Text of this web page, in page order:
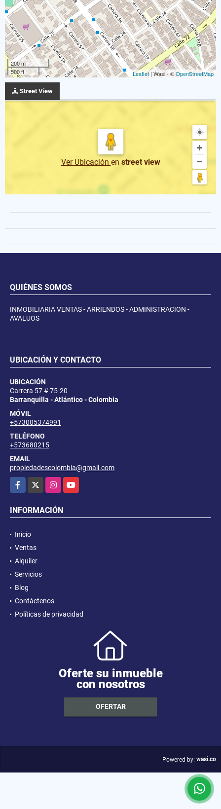
200 m
500 ft
Leaflet | Wasi - ©OpenStreetMap
Street View
Ver Ubicación en street view
QUIÉNES SOMOS
INMOBILIARIA VENTAS - ARRIENDOS - ADMINISTRACION -
AVALUOS
UBICACIÓN Y CONTACTO
UBICACIÓN
Carrera 57 # 75-20
Barranquilla - Atlántico - Colombia
MÓVIL
+573005374991
TELÉFONO
+573680215
EMAIL
propiedadescolombia@gmail.com
Facebook
InstagramYouTube
INFORMACIÓN
Inicio
Ventas
Alquiler
Servicios
Blog
Contáctenos
Políticas de privacidad
Oferte su inmueble
con nosotros
OFERTAR
Powered by: wasi.co